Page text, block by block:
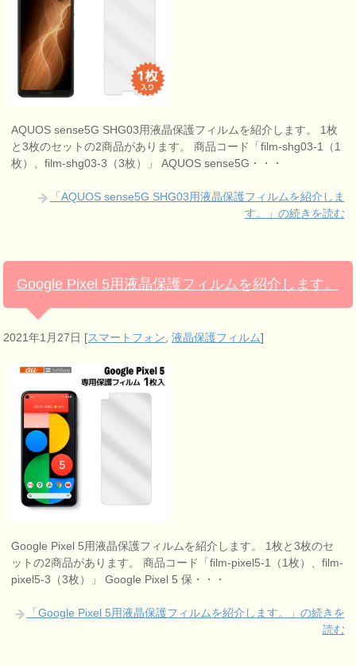
AQUOS sense5G SHG03用液晶保護フィルムを紹介します。 1枚
と3枚のセットの2商品があります。 商品コード「film-shg03-1（1
枚）、film-shg03-3（3枚）」 AQUOS sense5G・・・
「AQUOS sense5G SHG03用液晶保護フィルムを紹介しま
す。」の続きを読む
Google Pixel 5用液晶保護フィルムを紹介します。
2021年1月27日 [スマートフォン ,液晶保護フィルム]
Google Pixel 5用液晶保護フィルムを紹介します。 1枚と3枚のセ
ットの2商品があります。 商品コード「film-pixel5-1（1枚）、film-
pixel5-3（3枚）」 Google Pixel 5 保・・・
「Google Pixel 5用液晶保護フィルムを紹介します。」の続きを
読む